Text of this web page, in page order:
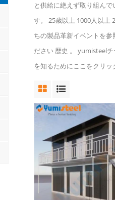
と供給に絶えず取り組ん
す。 25歳以上 1000人以上
ちの製品革新イベントを
ださい 歴史 。 yumisteel
を知るためにここをクリッ